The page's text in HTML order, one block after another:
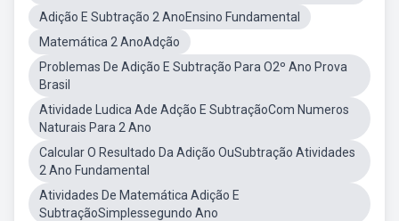
Adição E Subtração 2 AnoEnsino Fundamental
Matemática 2 AnoAdção
Problemas De Adição E Subtração Para O2º Ano Prova
Brasil
Atividade Ludica Ade Adção E SubtraçãoCom Numeros
Naturais Para 2 Ano
Calcular O Resultado Da Adição OuSubtração Atividades
2 Ano Fundamental
Atividades De Matemática Adição E
SubtraçãoSimplessegundo Ano